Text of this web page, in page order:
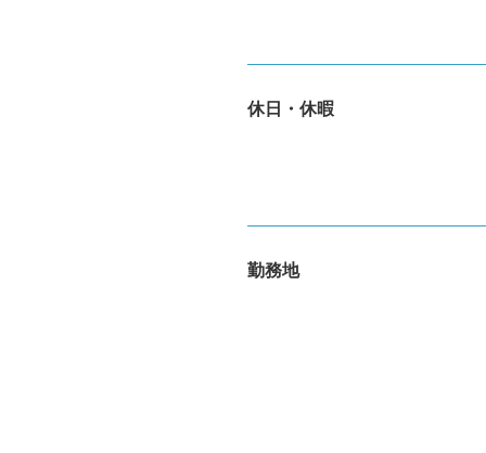
休日・休暇
勤務地